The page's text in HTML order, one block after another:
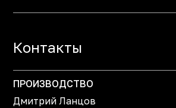
Контакты
ПРОИЗВОДСТВО
Дмитрий Ланцов